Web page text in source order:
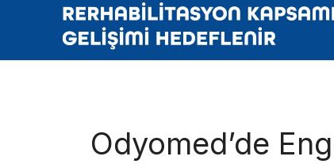
Odyomed’de